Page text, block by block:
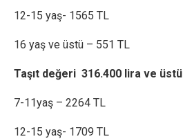
12-15 yaş- 1565 TL
16 yaş ve üstü – 551 TL
Taşıt değeri 316.400 lira ve üstü
7-11yaş – 2264 TL
12-15 yaş- 1709 TL